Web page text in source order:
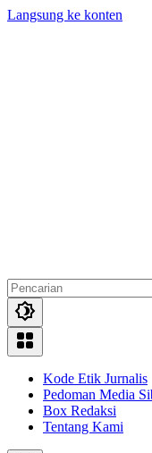
Langsung ke konten
Kode Etik Jurnalis
Pedoman Media
Box Redaksi
Tentang Kami